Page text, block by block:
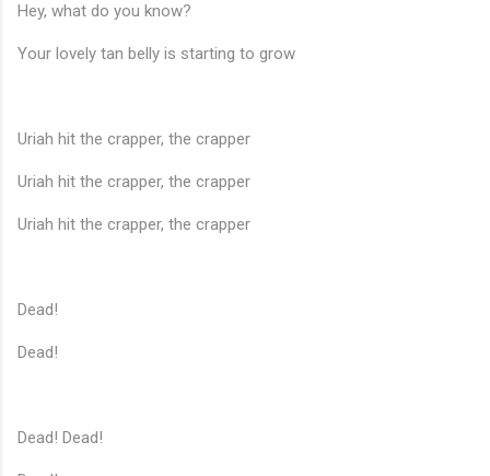
Hey, what do you know?
Your lovely tan belly is starting to grow
Uriah hit the crapper, the crapper
Uriah hit the crapper, the crapper
Uriah hit the crapper, the crapper
Dead!
Dead!
Dead! Dead!